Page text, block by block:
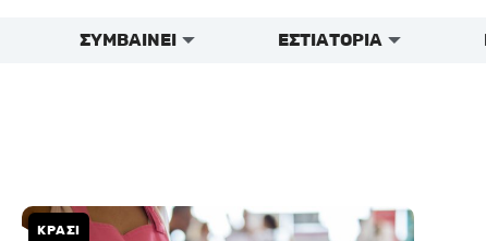
ΣΥΜΒΑΙΝΕΙ ΕΣΤΙΑΤΟΡΙΑ
ΚΡΑΣΙ